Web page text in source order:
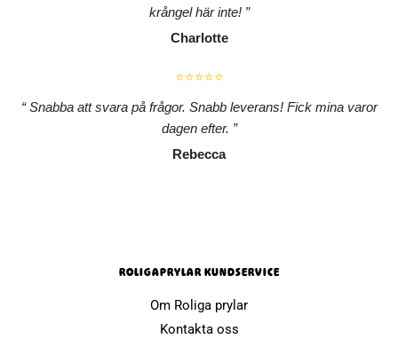
krångel här inte!
Charlotte
⭐⭐⭐⭐⭐
Snabba att svara på frågor. Snabb leverans! Fick mina varor
dagen efter.
Rebecca
ROLIGAPRYLAR KUNDSERVICE
Om Roliga prylar
Kontakta oss